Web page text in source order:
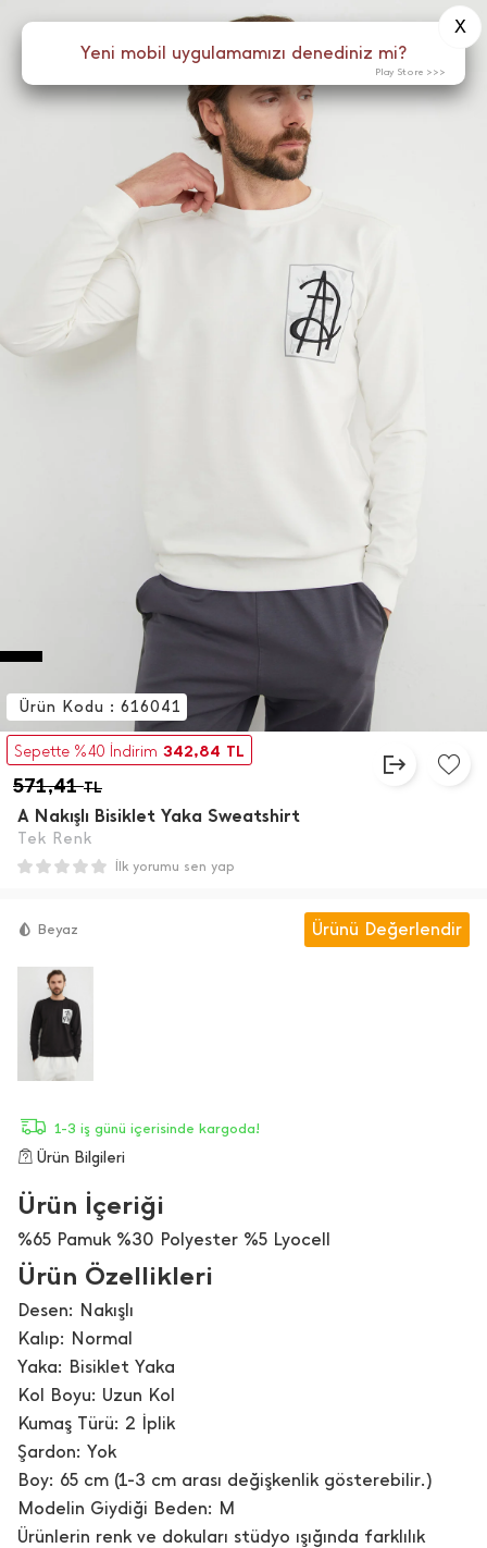
Menü
Sepette %40 İndirim 342,84 TL
571,41TL
A Nakışlı Bisiklet Yaka Sweatshirt
Tek Renk
Ürün Kodu : 616041
İlk yorumu sen yap
Beyaz Ürünü Değerlendir
1-3 iş günü içerisinde kargoda!
Ürün Bilgileri
Ürün İçeriği
%65 Pamuk %30 Polyester %5 Lyocell
Ürün Özellikleri
Desen: Nakışlı
Kalıp: Normal
Yaka: Bisiklet Yaka
Kol Boyu: Uzun Kol
Kumaş Türü: 2 İplik
Şardon: Yok
Boy: 65 cm (1-3 cm arası değişkenlik gösterebilir.)
Modelin Giydiği Beden: M
Ürünlerin renk ve dokuları stüdyo ışığında farklılık
Yeni mobil uygulamamızı denediniz mi?
X
Play Store >>>